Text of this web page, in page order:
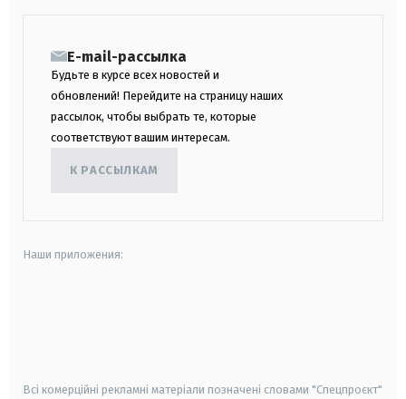
E-mail-рассылка
Будьте в курсе всех новостей и
обновлений! Перейдите на страницу наших
рассылок, чтобы выбрать те, которые
соответствуют вашим интересам.
К РАССЫЛКАМ
Наши приложения:
Всі комерційні рекламні матеріали позначені словами "Спецпроєкт"